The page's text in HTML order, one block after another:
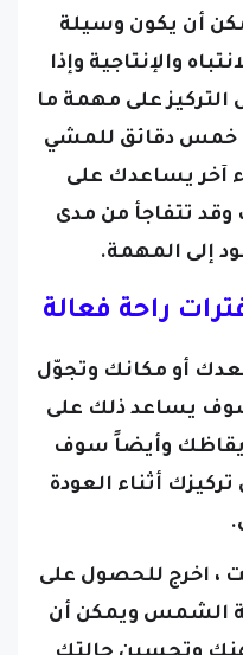
أن يكون وسيلة
والإنتاجية وإذا
على مهمة ما
خمس دقائق للمشي
آخر يساعدك على
تتفاجأ من مدى
إلى المهمة.
راحة فعالة
أو مكانك وتجوّل
يساعد ذلك على
وأيضاً سوف
أثناء العودة
، اخرج للحصول على
الشمس ويمكن أن